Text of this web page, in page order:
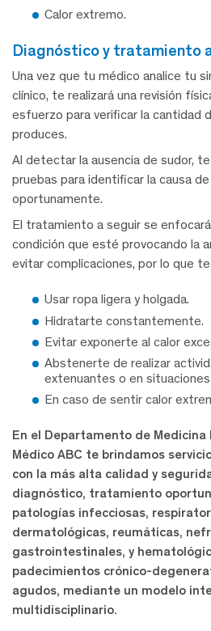
Calor extremo.
diagnóstico y tratamiento
Una vez que tu médico analice tu
clínico, te realizará una revisión
esfuerzo para verificar la cantidad
produces.
Al detectar la ausencia de sudor,
pruebas para identificar la causa
oportunamente.
El tratamiento a seguir se
condición que esté provocando la
evitar complicaciones, por lo que
Usar ropa ligera y holgada.
Hidratarte constantemente.
Evitar exponerte al calor
Abstenerte de realizar
extenuantes o en
En caso de sentir calor
En el Departamento de
Médico ABC te brindamos
con la más alta calidad y
diagnóstico, tratamiento
patologías infecciosas,
dermatológicas, reumáticas,
gastrointestinales, y
padecimientos crónico-
agudos, mediante un modelo
multidisciplinario.